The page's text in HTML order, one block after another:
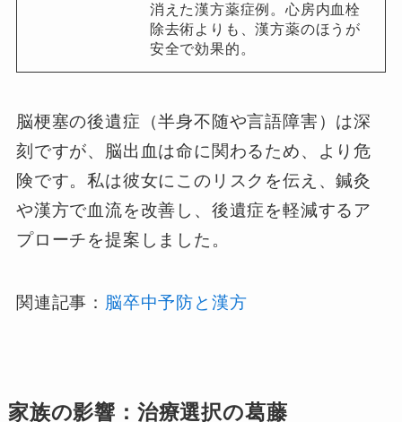
消えた漢方薬症例。心房内血栓
除去術よりも、漢方薬のほうが
安全で効果的。
脳梗塞の後遺症（半身不随や言語障害）は深
刻ですが、脳出血は命に関わるため、より危
険です。私は彼女にこのリスクを伝え、鍼灸
や漢方で血流を改善し、後遺症を軽減するア
プローチを提案しました。
関連記事： 脳卒中予防と漢方
家族の影響：治療選択の葛藤